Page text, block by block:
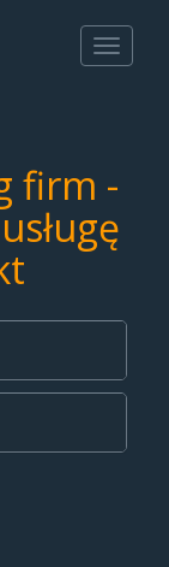
Toggle
firm -